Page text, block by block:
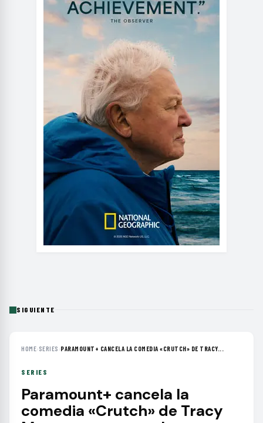
SIGUIENTE
HOME› SERIES ›PARAMOUNT+ CANCELA LA COMEDIA «CRUTCH» DE TRACY...
SERIES
Paramount+ cancela la
comedia «Crutch» de Tracy